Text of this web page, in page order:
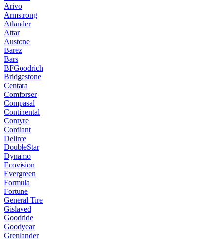
Arivo
Armstrong
Atlander
Attar
Austone
Barez
Bars
BFGoodrich
Bridgestone
Centara
Comforser
Compasal
Continental
Contyre
Cordiant
Delinte
DoubleStar
Dynamo
Ecovision
Evergreen
Formula
Fortune
General Tire
Gislaved
Goodride
Goodyear
Grenlander